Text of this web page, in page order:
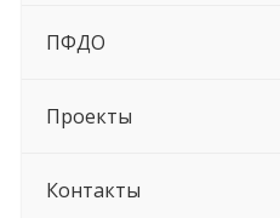
ПФДО
Проекты
Контакты